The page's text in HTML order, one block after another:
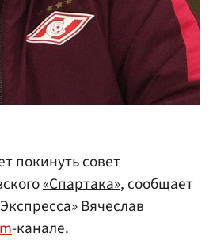
покинуть совет
«Спартака», сообщает
Вячеслав
-канале.